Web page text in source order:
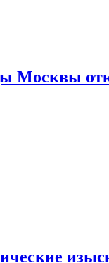
Москвы